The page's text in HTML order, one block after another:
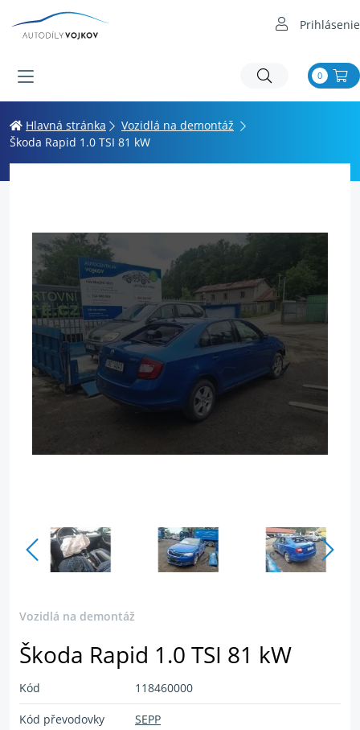
Prihlásenie
0
Hlavná stránka
Vozidlá na demontáž
Škoda Rapid 1.0 TSI 81 kW
Vozidlá na demontáž
Škoda Rapid 1.0 TSI 81 kW
Kód 118460000
Kód převodovky SEPP
Vozidlo je rozobrané